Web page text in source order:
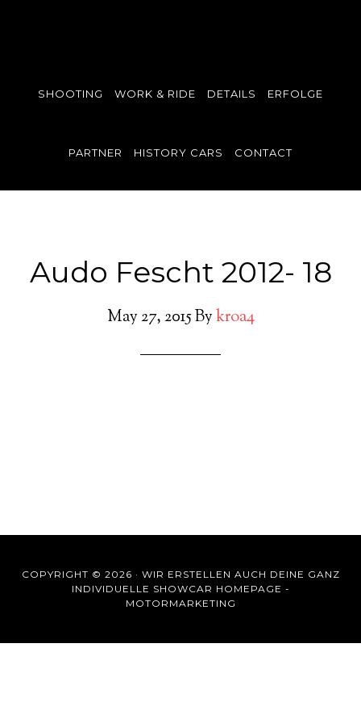
SHOOTING WORK & RIDE DETAILS ERFOLGE
PARTNER HISTORY CARS CONTACT
Audo Fescht 2012- 18
May 27, 2015Bykroa4
COPYRIGHT © 2026 · WIR ERSTELLEN AUCH DEINE GANZ
INDIVIDUELLE SHOWCAR HOMEPAGE -
MOTORMARKETING